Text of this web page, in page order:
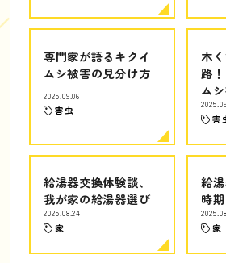
専門家が語るキクイ
ムシ被害の見分け方
2025.09.06
害虫
木
路
ム
害
給湯器交換体験談、
我が家の給湯器選び
2025.08.24
家
給
時
家